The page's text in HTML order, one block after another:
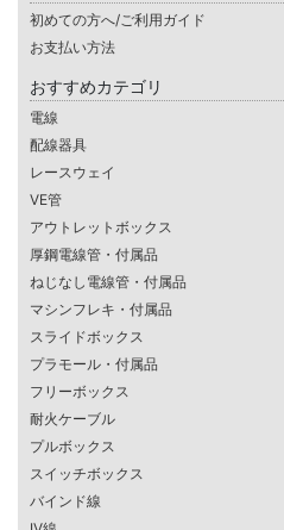
初めての方へ/ご利用ガイド
お支払い方法
おすすめカテゴリ
電線
配線器具
レースウェイ
VE管
アウトレットボックス
厚鋼電線管・付属品
ねじなし電線管・付属品
マシンフレキ・付属品
スライドボックス
プラモール・付属品
フリーボックス
耐火ケーブル
プルボックス
スイッチボックス
バインド線